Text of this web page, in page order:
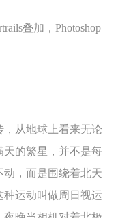
叠加， Photoshop
，从地球上看来无论
的繁星，并不是每
，而是围绕着北天
运动叫做周日视运